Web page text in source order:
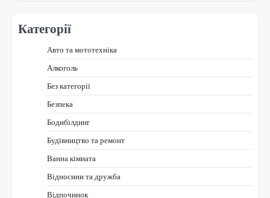
Категорії
Авто та мототехніка
Алкоголь
Без категорії
Безпека
Бодибілдинг
Будівництво та ремонт
Ванна кімната
Відносини та дружба
Відпочинок